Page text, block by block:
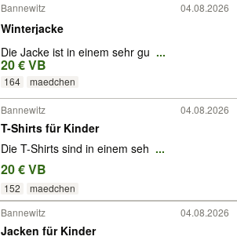
Bannewitz 04.08.2026
Winterjacke
Die Jacke ist in einem sehr gu ...
20 € VB
164 maedchen
Bannewitz 04.08.2026
T-Shirts für Kinder
Die T-Shirts sind in einem seh ...
20 € VB
152 maedchen
Bannewitz 04.08.2026
Jacken für Kinder